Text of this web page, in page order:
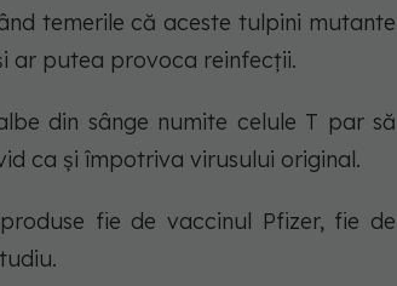
temerile că aceste tulpini mutante
ar putea provoca reinfecții.
din sânge numite celule T par să
ca și împotriva virusului original.
fie de vaccinul Pfizer, fie de